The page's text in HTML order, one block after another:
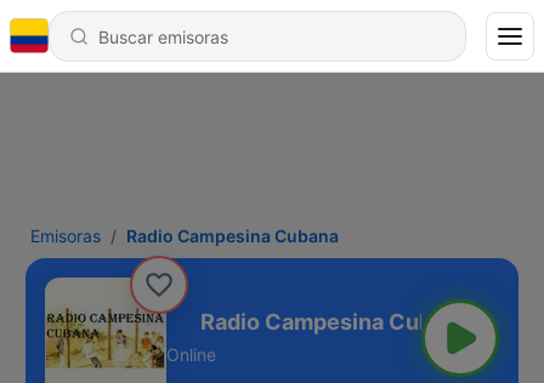
Emisoras Radio Campesina Cubana
Cubana
Online